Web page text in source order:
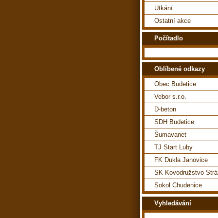
Utkání
Ostatní akce
Počítadlo
Oblíbené odkazy
Obec Budetice
Vebor s.r.o.
D-beton
SDH Budetice
Šumavanet
TJ Start Luby
FK Dukla Janovice
SK Kovodružstvo
Sokol Chudenice
Vyhledávání